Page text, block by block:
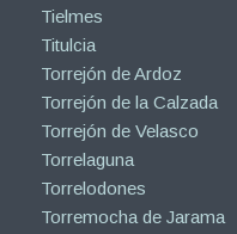
Tielmes
Titulcia
Torrejón de Ardoz
Torrejón de la Calzada
Torrejón de Velasco
Torrelaguna
Torrelodones
Torremocha de Jarama